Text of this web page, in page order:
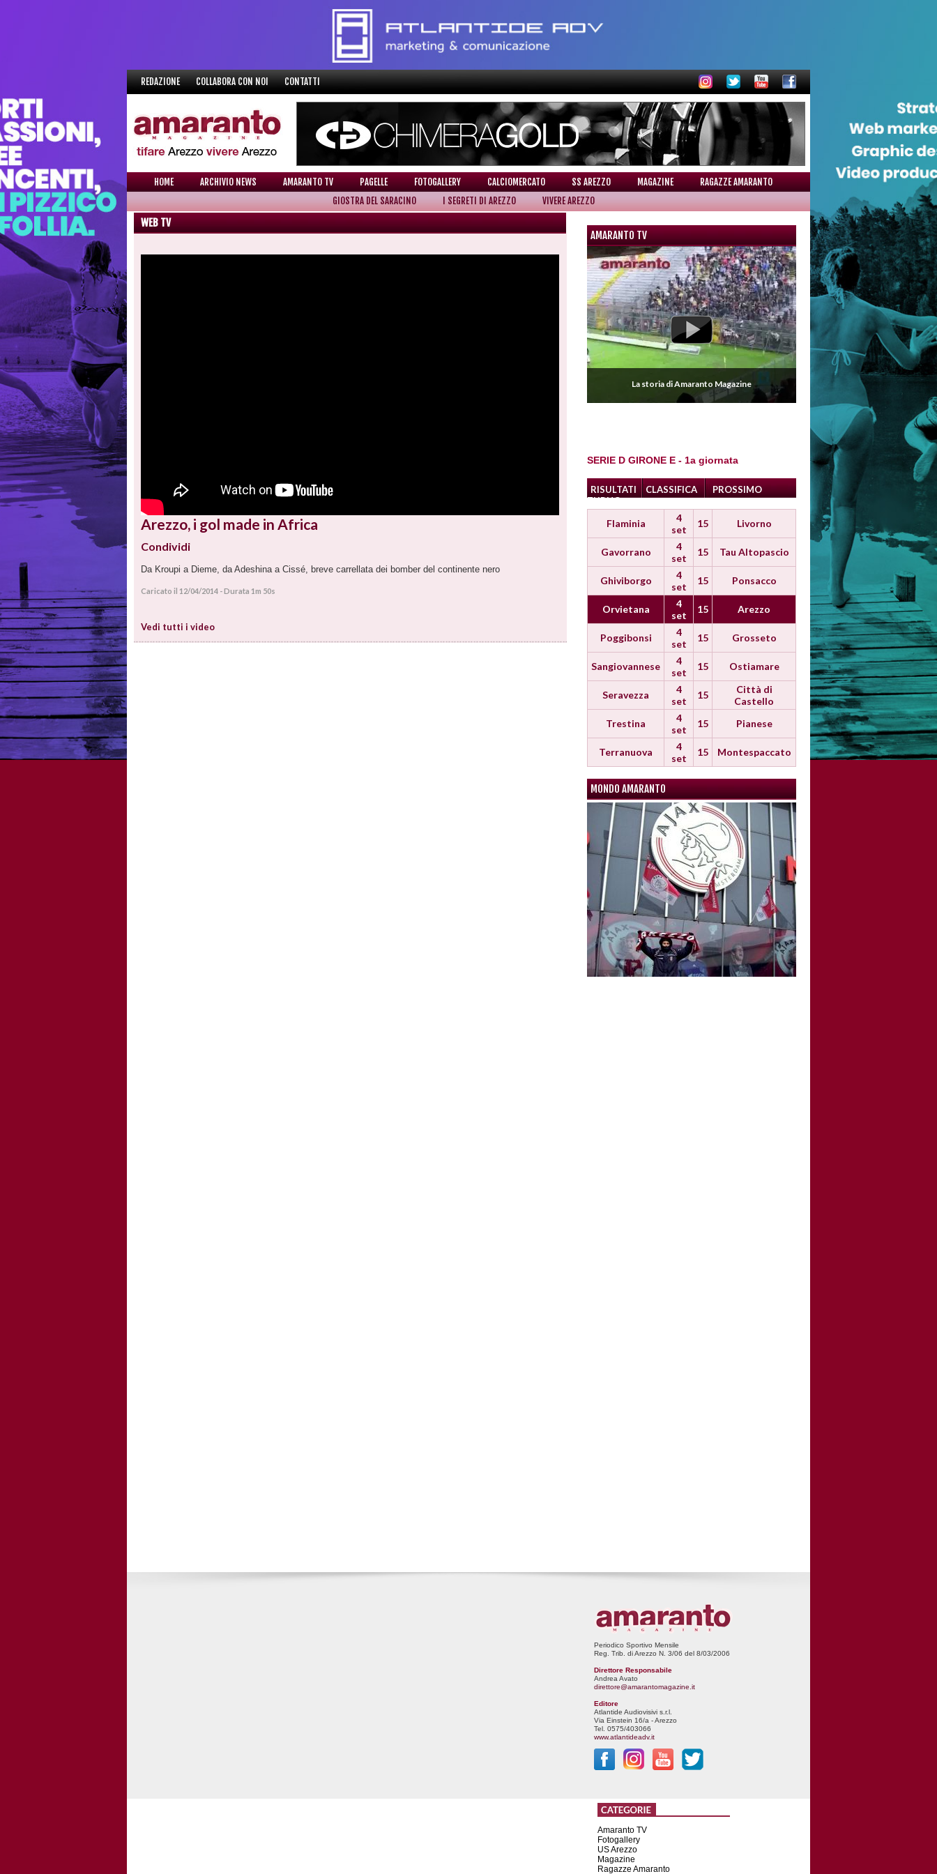
REDAZIONE COLLABORA CON NOI CONTATTI
HOME ARCHIVIO NEWS AMARANTO TV PAGELLE FOTOGALLERY CALCIOMERCATO SS AREZZO MAGAZINE
RAGAZZE AMARANTO
GIOSTRA DEL SARACINO
I SEGRETI DI AREZZO VIVERE AREZZO
WEB TV
Arezzo, i gol made in Africa
Condividi
Da Kroupi a Dieme, da Adeshina a Cissé, breve carrellata dei bomber del continente nero
Caricato il 12/04/2014 - Durata 1m 50s
Vedi tutti i video
AMARANTO TV
La storia di Amaranto Magazine
SERIE D GIRONE E - 1a giornata
RISULTATI CLASSIFICA
PROSSIMO
TURNO
Flaminia
4
set
15 Livorno
Gavorrano
4
set
15 Tau Altopascio
Ghiviborgo
4
set
15 Ponsacco
Orvietana
4
set
15 Arezzo
Poggibonsi
4
set
15 Grosseto
Sangiovannese
4
set
15 Ostiamare
Seravezza
4
set
15
Città di
Castello
Trestina
4
set
15 Pianese
Terranuova
4
set
15 Montespaccato
MONDO AMARANTO
Periodico Sportivo Mensile
Reg. Trib. di Arezzo N. 3/06 del 8/03/2006
Direttore Responsabile
Andrea Avato
direttore@amarantomagazine.it
Editore
Atlantide Audiovisivi s.r.l.
Via Einstein 16/a - Arezzo
Tel. 0575/403066
www.atlantideadv.it
Amaranto TV
Fotogallery
US Arezzo
Magazine
Ragazze Amaranto